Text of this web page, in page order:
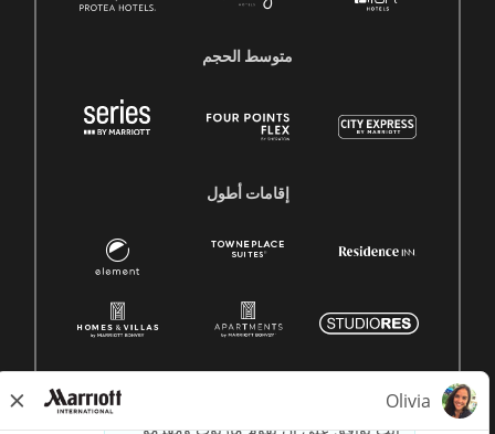
متوسط ​​الحجم
إقامات أطول